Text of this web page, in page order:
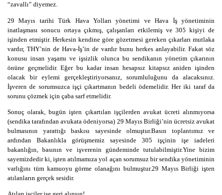
“zavallı” diyemez.
29 Mayıs tarihi Türk Hava Yolları yönetimi ve Hava İş yönetiminin
inatlaşması sonucu ortaya çıkmış, çalışanları etkilemiş ve 305 kişiyi de
işinden etmiştir. Herkesin kendine göre gözetmesi gereken çıkarları mutlaka
vardır, THY’nin de Hava-İş’in de vardır bunu herkes anlayabilir. Fakat söz
konusu insan yaşamı ve işsizlik olunca bu sendikanın yönetim çıkarının
önüne geçmelidir. Eğer bu kadar insan hesapsız kitapsız aniden işinden
olacak bir eylemi gerçekleştiriyorsanız, sorumluluğunu da alacaksınız.
İşveren de sorumsuzca işçi çıkartmanın bedeli ödemelidir. Her iki taraf da
sorunu çözmek için çaba sarf etmelidir.
Sonuç olarak, bugün işten çıkartılan işçilerden avukat ücreti alınmıyorsa
(sendika tarafından avukata ödeniyorsa) 29 Mayıs Birliği’nin ücretsiz avukat
bulmasının yarattığı baskısı sayesinde olmuştur.Basın toplantımız ve
ardından Bakanlıkla görüşmemiz sayesinde 305 işçinin işe iadeleri
bakanlığın, basının ve işverenin gündeminde tutulabilmiştir.Yine bizim
sayemizdedir ki, işten atılmamıza yol açan sorumsuz bir sendika yönetiminin
varlığını tüm kamuoyu görme olanağını bulmuştur.29 Mayıs Birliği işten
atılanların gerçek sesidir.